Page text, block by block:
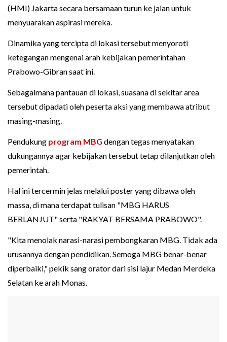
(HMI) Jakarta secara bersamaan turun ke jalan untuk
menyuarakan aspirasi mereka.
Dinamika yang tercipta di lokasi tersebut menyoroti
ketegangan mengenai arah kebijakan pemerintahan
Prabowo-Gibran saat ini.
Sebagaimana pantauan di lokasi, suasana di sekitar area
tersebut dipadati oleh peserta aksi yang membawa atribut
masing-masing.
Pendukung program MBG dengan tegas menyatakan
dukungannya agar kebijakan tersebut tetap dilanjutkan oleh
pemerintah.
Hal ini tercermin jelas melalui poster yang dibawa oleh
massa, di mana terdapat tulisan "MBG HARUS
BERLANJUT" serta "RAKYAT BERSAMA PRABOWO".
"Kita menolak narasi-narasi pembongkaran MBG. Tidak ada
urusannya dengan pendidikan. Semoga MBG benar-benar
diperbaiki," pekik sang orator dari sisi lajur Medan Merdeka
Selatan ke arah Monas.